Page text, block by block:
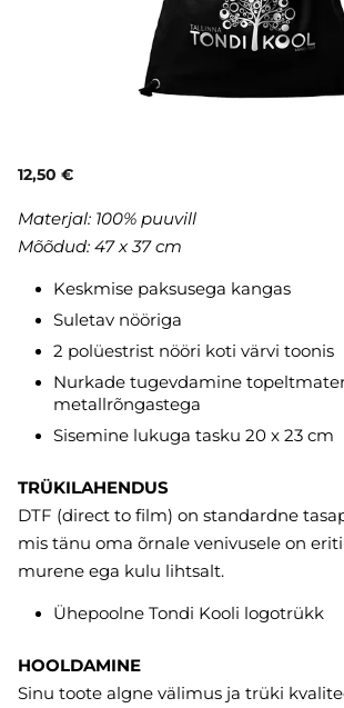
12,50 €
Materjal: 100% puuvill
Mõõdud: 47 x 37 cm
Keskmise paksusega kangas
Suletav nööriga
2 polüestrist nööri koti värvi toonis
Nurkade tugevdamine
metallrõngastega
Sisemine lukuga tasku 20 x 23 cm
TRÜKILAHENDUS
DTF (direct to film) on standardne
mis tänu oma õrnale venivusele on
murene ega kulu lihtsalt.
Ühepoolne Tondi Kooli logotrükk
HOOLDAMINE
Sinu toote algne välimus ja trüki